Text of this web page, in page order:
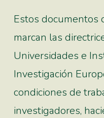
Estos documentos
marcan las
Universidades e
Investigación
condiciones de
investigadores,